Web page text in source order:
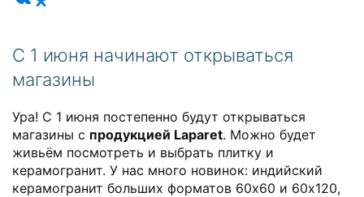
С 1 июня начинают открываться
магазины
Ура! С 1 июня постепенно будут открываться
магазины с продукцией Laparet. Можно будет
живьём посмотреть и выбрать плитку и
керамогранит. У нас много новинок: индийский
керамогранит больших форматов 60x60 и 60x120,